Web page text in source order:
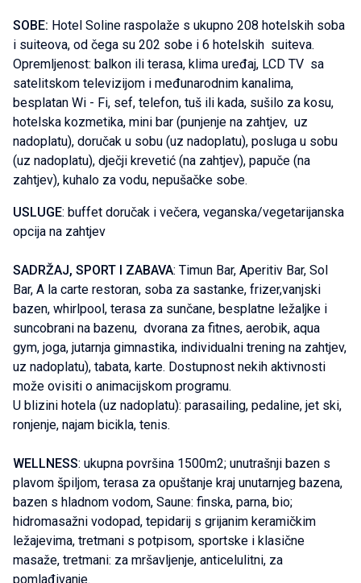
SOBE: Hotel Soline raspolaže s ukupno 208 hotelskih soba
i suiteova, od čega su 202 sobe i 6 hotelskih suiteva.
Opremljenost: balkon ili terasa, klima uređaj, LCD TV sa
satelitskom televizijom i međunarodnim kanalima,
besplatan Wi - Fi, sef, telefon, tuš ili kada, sušilo za kosu,
hotelska kozmetika, mini bar (punjenje na zahtjev, uz
nadoplatu), doručak u sobu (uz nadoplatu), posluga u sobu
(uz nadoplatu), dječji krevetić (na zahtjev), papuče (na
zahtjev), kuhalo za vodu, nepušačke sobe.
USLUGE: buffet doručak i večera, veganska/vegetarijanska
opcija na zahtjev
SADRŽAJ, SPORT I ZABAVA: Timun Bar, Aperitiv Bar, Sol
Bar, A la carte restoran, soba za sastanke, frizer,vanjski
bazen, whirlpool, terasa za sunčane, besplatne ležaljke i
suncobrani na bazenu, dvorana za fitnes, aerobik, aqua
gym, joga, jutarnja gimnastika, individualni trening na zahtjev,
uz nadoplatu), tabata, karte. Dostupnost nekih aktivnosti
može ovisiti o animacijskom programu.
U blizini hotela (uz nadoplatu): parasailing, pedaline, jet ski,
ronjenje, najam bicikla, tenis.
WELLNESS: ukupna površina 1500m2; unutrašnji bazen s
plavom špiljom, terasa za opuštanje kraj unutarnjeg bazena,
bazen s hladnom vodom, Saune: finska, parna, bio;
hidromasažni vodopad, tepidarij s grijanim keramičkim
ležajevima, tretmani s potpisom, sportske i klasične
masaže, tretmani: za mršavljenje, anticelulitni, za
pomlađivanje.